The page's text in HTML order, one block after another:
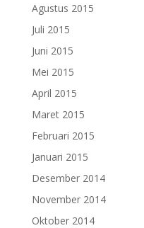
Agustus 2015
Juli 2015
Juni 2015
Mei 2015
April 2015
Maret 2015
Februari 2015
Januari 2015
Desember 2014
November 2014
Oktober 2014